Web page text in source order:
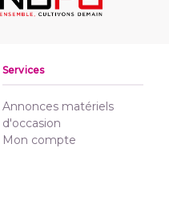
Services
Annonces matériels
d'occasion
Mon compte